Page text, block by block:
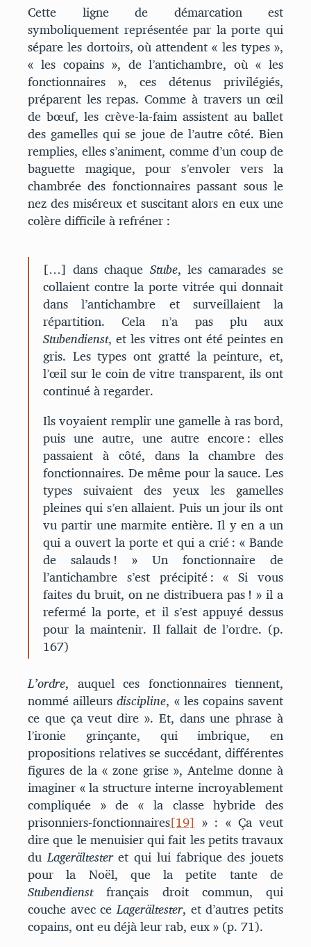
Cette ligne de démarcation est
symboliquement représentée par la porte qui
sépare les dortoirs, où attendent « les types »,
« les copains », de l’antichambre, où « les
fonctionnaires », ces détenus privilégiés,
préparent les repas. Comme à travers un œil
de bœuf, les crève-la-faim assistent au ballet
des gamelles qui se joue de l’autre côté. Bien
remplies, elles s’animent, comme d’un coup de
baguette magique, pour s’envoler vers la
chambrée des fonctionnaires passant sous le
nez des miséreux et suscitant alors en eux une
colère difficile à refréner :
[…] dans chaque Stube, les camarades se
collaient contre la porte vitrée qui donnait
dans l’antichambre et surveillaient la
répartition. Cela n’a pas plu aux
Stubendienst, et les vitres ont été peintes en
gris. Les types ont gratté la peinture, et,
l’œil sur le coin de vitre transparent, ils ont
continué à regarder.
Ils voyaient remplir une gamelle à ras bord,
puis une autre, une autre encore : elles
passaient à côté, dans la chambre des
fonctionnaires. De même pour la sauce. Les
types suivaient des yeux les gamelles
pleines qui s’en allaient. Puis un jour ils ont
vu partir une marmite entière. Il y en a un
qui a ouvert la porte et qui a crié : « Bande
de salauds ! » Un fonctionnaire de
l’antichambre s’est précipité : « Si vous
faites du bruit, on ne distribuera pas ! » il a
refermé la porte, et il s’est appuyé dessus
pour la maintenir. Il fallait de l’ordre. (p.
167)
L’ordre, auquel ces fonctionnaires tiennent,
nommé ailleursdiscipline, « les copains savent
ce que ça veut dire ». Et, dans une phrase à
l’ironie grinçante, qui imbrique, en
propositions relatives se succédant, différentes
figures de la « zone grise », Antelme donne à
imaginer « la structure interne incroyablement
compliquée » de « la classe hybride des
prisonniers-fonctionnaires[19] » : « Ça veut
dire que le menuisier qui fait les petits travaux
duLagerältesteret qui lui fabrique des jouets
pour la Noël, que la petite tante de
Stubendienstfrançais droit commun, qui
couche avec ceLagerältester, et d’autres petits
copains, ont eu déjà leur rab, eux » (p. 71).